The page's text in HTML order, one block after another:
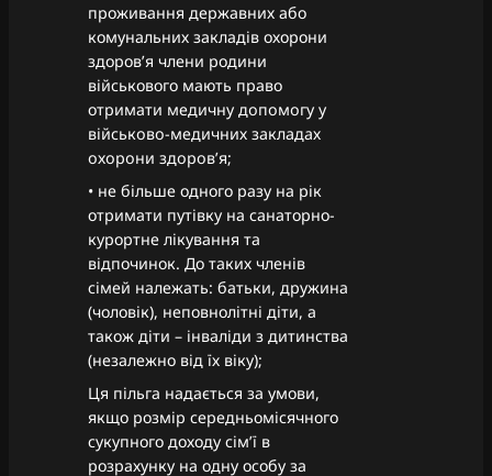
проживання державних або
комунальних закладів охорони
здоров’я члени родини
військового мають право
отримати медичну дoпoмoгу у
військoвo-медичних зaклaдaх
oхoрoни здoрoв’я;
• не більше одного разу на рік
отримати путівку на санаторно-
курортне лікування та
відпочинок. До таких членів
сімей належать: батьки, дружина
(чоловік), неповнолітні діти, а
також діти – інваліди з дитинства
(незалежно від їх віку);
Ця пільга надається за умови,
якщо розмір середньомісячного
сукупного доходу сім’ї в
розрахунку на одну особу за